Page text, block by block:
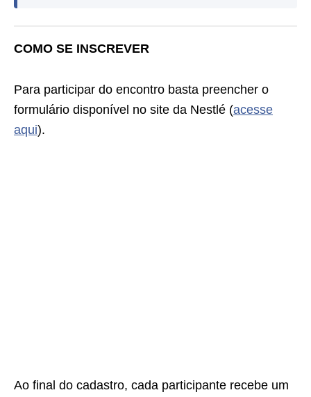
COMO SE INSCREVER
Para participar do encontro basta preencher o
formulário disponível no site da Nestlé (acesse
aqui).
Ao final do cadastro, cada participante recebe um